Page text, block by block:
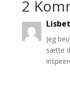
2
Jeg
sætte